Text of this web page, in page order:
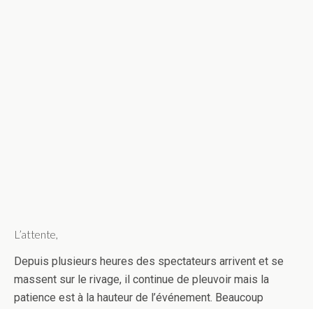
L’attente,
Depuis plusieurs heures des spectateurs arrivent et se
massent sur le rivage, il continue de pleuvoir mais la
patience est à la hauteur de l’événement. Beaucoup